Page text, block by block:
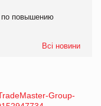
повышению
Всі новини